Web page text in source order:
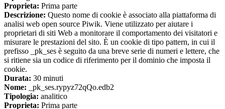
Proprieta: Prima parte
Descrizione: Questo nome di cookie è associato alla piattaforma di
analisi web open source Piwik. Viene utilizzato per aiutare i
proprietari di siti Web a monitorare il comportamento dei visitatori e
misurare le prestazioni del sito. È un cookie di tipo pattern, in cui il
prefisso _pk_ses è seguito da una breve serie di numeri e lettere, che
si ritiene sia un codice di riferimento per il dominio che imposta il
cookie.
Durata: 30 minuti
Nome: _pk_ses.rypyz72qQo.edb2
Tipologia: analitico
Proprieta: Prima parte